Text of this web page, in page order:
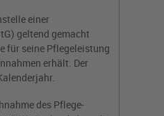
einer
geltend gemacht
für seine Pflegeleistung
erhält. Der
des Pflege-